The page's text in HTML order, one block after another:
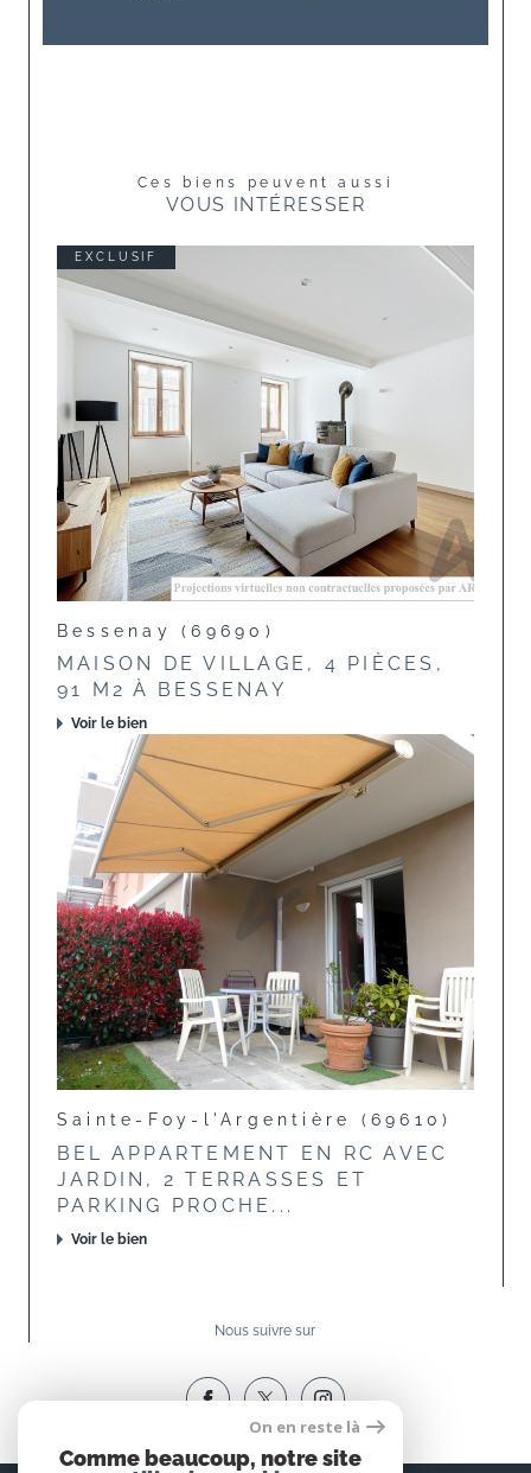
Ces biens peuvent aussi
VOUS INTÉRESSER
EXCLUSIF
Bessenay (69690)
MAISON DE VILLAGE, 4 PIÈCES,
91 M2 À BESSENAY
Voir le bien
Sainte-Foy-l'Argentière (69610)
BEL APPARTEMENT EN RC AVEC
JARDIN, 2 TERRASSES ET
PARKING PROCHE...
Voir le bien
Nous suivre sur
On en reste là
Comme beaucoup, notre site